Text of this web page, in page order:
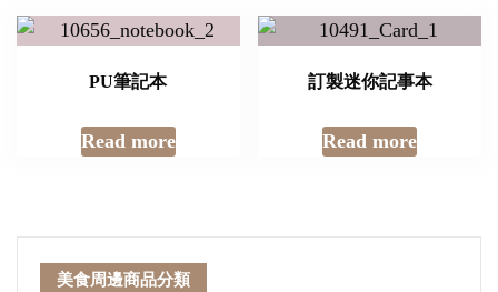
PU筆記本
Read more
訂製迷你記事本
Read more
美食周邊商品分類